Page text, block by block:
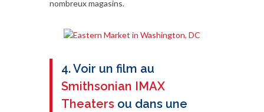
nombreux magasins.
4. Voir un film au
Smithsonian IMAX
Theaters ou dans une